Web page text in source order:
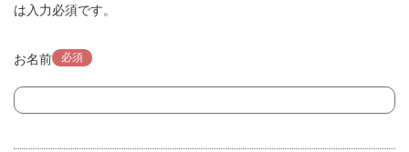
は入力必須です。
お名前 必須